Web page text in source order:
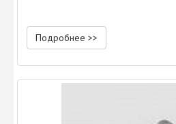
Подробнее >>